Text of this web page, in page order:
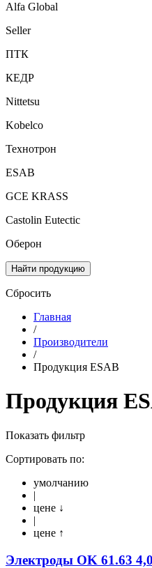
Alfa Global
Seller
ПТК
КЕДР
Nittetsu
Kobelco
Технотрон
ESAB
GCE KRASS
Castolin Eutectic
Оберон
Найти продукцию
Сбросить
Главная
/
Производители
/
Продукция ESAB
Продукция
Показать фильтр
Сортировать по:
умолчанию
|
цене ↓
|
цене ↑
Электроды OK 61.63